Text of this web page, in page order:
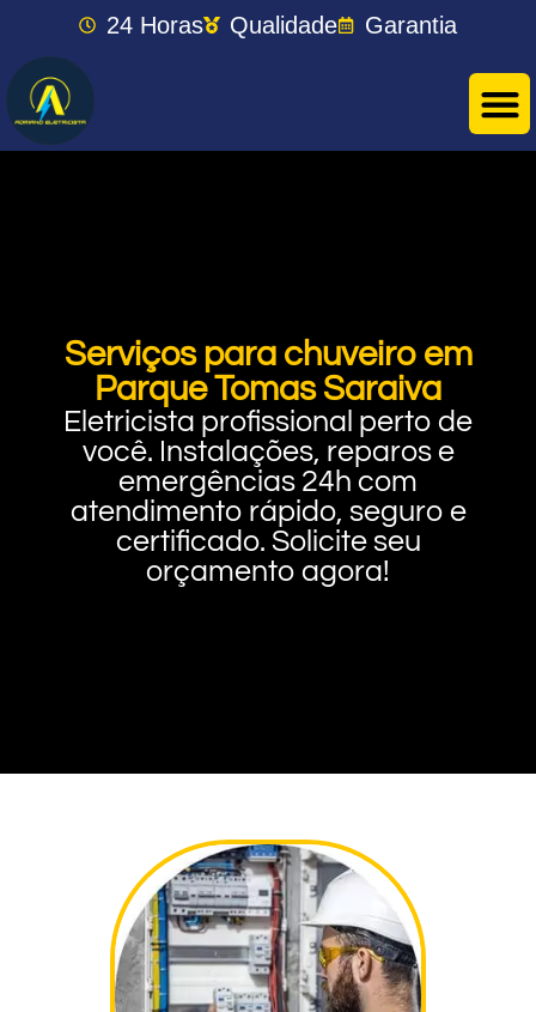
24 Horas Qualidade Garantia
Serviços para chuveiro em
Parque Tomas Saraiva
Eletricista profissional perto de
você. Instalações, reparos e
emergências 24h com
atendimento rápido, seguro e
certificado. Solicite seu
orçamento agora!